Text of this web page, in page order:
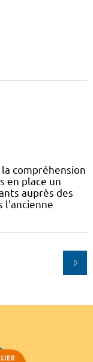
compréhension
en place un
auprès des
l'ancienne